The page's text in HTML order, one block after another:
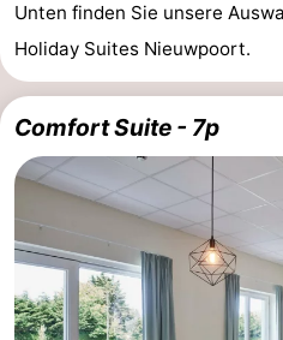
Unten finden Sie unsere
Holiday Suites Nieuwpoort.
Comfort Suite - 7p